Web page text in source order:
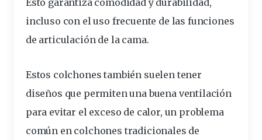
incluso con el uso frecuente de las funciones
de articulación de la cama.
Estos colchones también suelen tener
diseños que permiten una buena ventilación
para evitar el exceso de calor, un problema
común en colchones tradicionales de